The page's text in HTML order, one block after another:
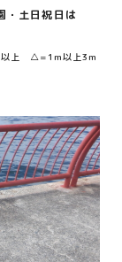
土日祝日は
以上 △=1m以上3m